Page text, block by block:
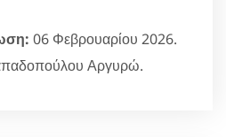
06 Φεβρουαρίου 2026.
Αργυρώ.